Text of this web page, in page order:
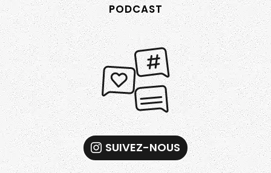
COMMENT DEVENIR AUDACIEUX NORMAND ?
PODCAST